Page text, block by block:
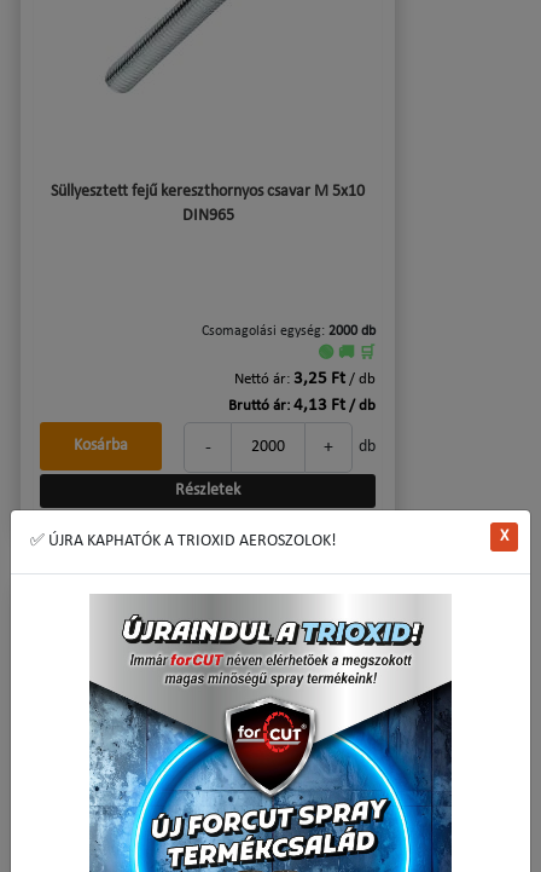
Süllyesztett fejű kereszthornyos csavar M 5x10
DIN965
Csomagolási egység: 2000 db
🟢 🚚 🛒
Nettó ár: 3,25 Ft / db
Bruttó ár: 4,13 Ft / db
- + db
Kosárba
Részletek
✅ ÚJRA KAPHATÓK A TRIOXID AEROSZOLOK! X